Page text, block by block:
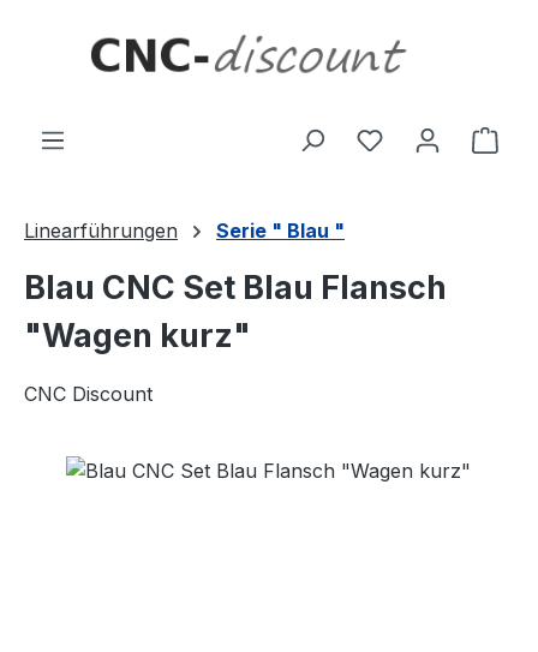
Linearführungen Serie " Blau "
Blau CNC Set Blau Flansch
"Wagen kurz"
CNC Discount
Bildergalerie überspringen